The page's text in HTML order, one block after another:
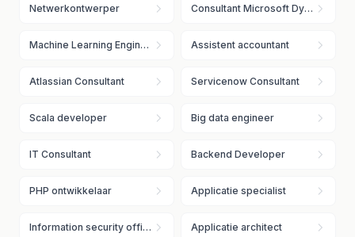
Netwerkontwerper Consultant Microsoft Dynamics
Machine Learning Engineer Assistent accountant
Atlassian Consultant Servicenow Consultant
Scala developer Big data engineer
IT Consultant Backend Developer
PHP ontwikkelaar Applicatie specialist
Information security officer Applicatie architect